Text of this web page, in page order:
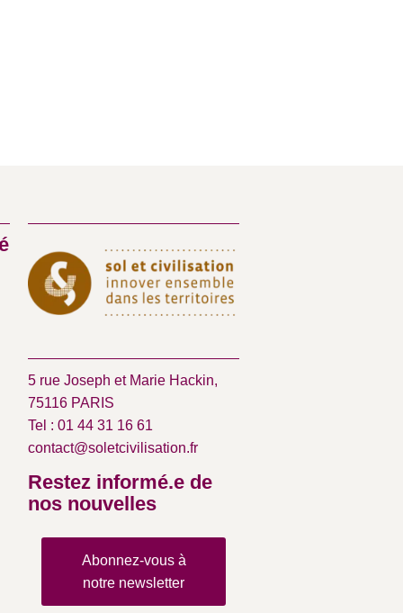
5 rue Joseph et Marie Hackin,
75116 PARIS
Tel : 01 44 31 16 61
contact@soletcivilisation.fr
Restez informé.e de
nos nouvelles
Abonnez-vous à
notre newsletter